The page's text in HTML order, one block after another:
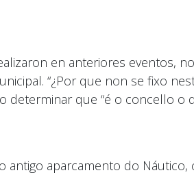
en anteriores eventos,
“¿Por que non se fixo
determinar que “é o concello o
aparcamento do